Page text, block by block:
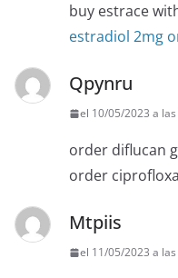
buy estrace
estradiol 2mg
Qpynru
el 10/05/2023 a
order diflucan
order
Mtpiis
el 11/05/2023 a